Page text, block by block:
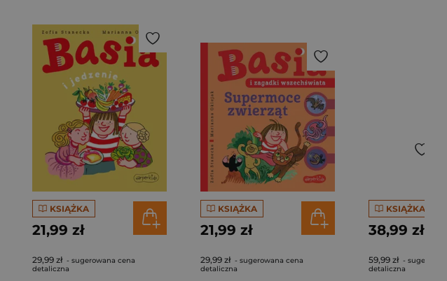
KSIĄŻKA
21,99 zł
29,99 zł - sugerowana cena
detaliczna
KSIĄŻKA
21,99 zł
29,99 zł - sugerowana cena
detaliczna
KSIĄŻKA
38,99 zł
59,99 zł -
detaliczna